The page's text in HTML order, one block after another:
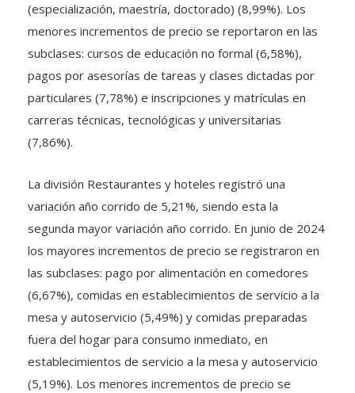
(especialización, maestría, doctorado) (8,99%). Los
menores incrementos de precio se reportaron en las
subclases: cursos de educación no formal (6,58%),
pagos por asesorías de tareas y clases dictadas por
particulares (7,78%) e inscripciones y matrículas en
carreras técnicas, tecnológicas y universitarias
(7,86%).
La división Restaurantes y hoteles registró una
variación año corrido de 5,21%, siendo esta la
segunda mayor variación año corrido. En junio de 2024
los mayores incrementos de precio se registraron en
las subclases: pago por alimentación en comedores
(6,67%), comidas en establecimientos de servicio a la
mesa y autoservicio (5,49%) y comidas preparadas
fuera del hogar para consumo inmediato, en
establecimientos de servicio a la mesa y autoservicio
(5,19%). Los menores incrementos de precio se